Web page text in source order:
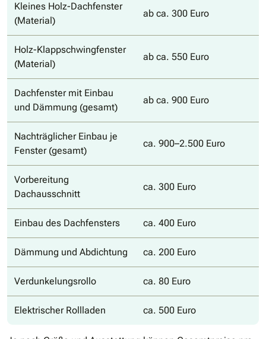
Kleines Holz-Dachfenster
(Material)
ab ca. 300 Euro
Holz-Klappschwingfenster
(Material)
ab ca. 550 Euro
Dachfenster mit Einbau
und Dämmung (gesamt)
ab ca. 900 Euro
Nachträglicher Einbau je
Fenster (gesamt)
ca. 900–2.500 Euro
Vorbereitung
Dachausschnitt
ca. 300 Euro
Einbau des Dachfensters ca. 400 Euro
Dämmung und Abdichtung ca. 200 Euro
Verdunkelungsrollo ca. 80 Euro
Elektrischer Rollladen ca. 500 Euro